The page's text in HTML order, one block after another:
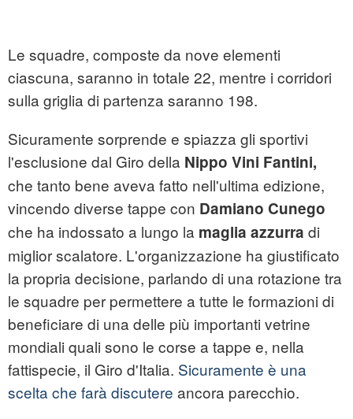
Le squadre, composte da nove elementi
ciascuna, saranno in totale 22, mentre i corridori
sulla griglia di partenza saranno 198.
Sicuramente sorprende e spiazza gli sportivi
l'esclusione dal Giro della Nippo Vini Fantini,
che tanto bene aveva fatto nell'ultima edizione,
vincendo diverse tappe con Damiano Cunego
che ha indossato a lungo la maglia azzurra di
miglior scalatore. L'organizzazione ha giustificato
la propria decisione, parlando di una rotazione tra
le squadre per permettere a tutte le formazioni di
beneficiare di una delle più importanti vetrine
mondiali quali sono le corse a tappe e, nella
fattispecie, il Giro d'Italia. Sicuramente è una
scelta che farà discutere ancora parecchio.